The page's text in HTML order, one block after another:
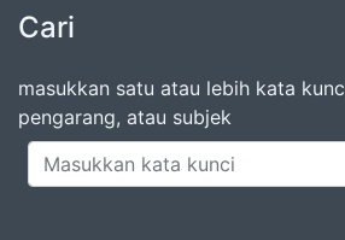
Cari
masukkan satu atau lebih kata
pengarang, atau subjek